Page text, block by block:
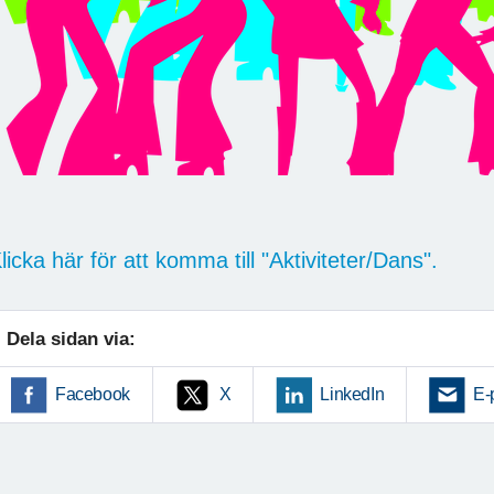
här för att komma till "Aktiviteter/Dans".
Dela sidan via:
Facebook X LinkedIn